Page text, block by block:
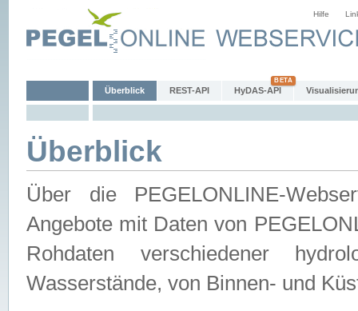
Hilfe
Überblick REST-API HyDAS-API
Überblick
Über die PEGELONLINE-
Angebote mit Daten von
Rohdaten verschiedener
Wasserstände, von Binnen- und